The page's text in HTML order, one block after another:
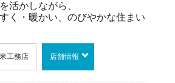
活かしながら、
く・暖かい、のびやかな住まい
工務店 店舗情報